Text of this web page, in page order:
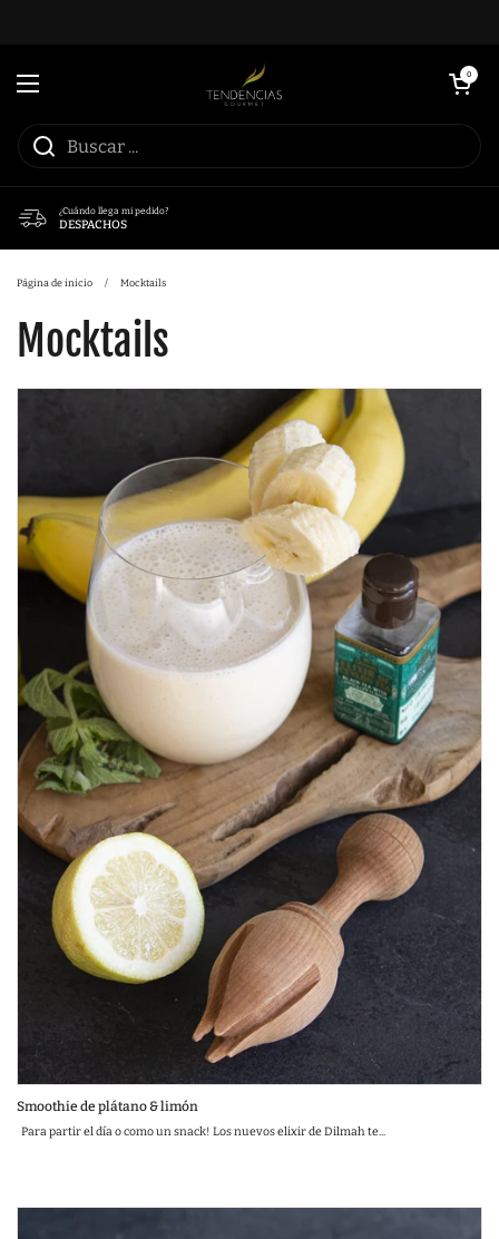
Abrir menú
Abrir carrito
0
¿Cuándo llega mi pedido?
DESPACHOS
Página de inicio / Mocktails
Mocktails
Smoothie de plátano & limón
Para partir el día o como un snack! Los nuevos elixir de Dilmah te...